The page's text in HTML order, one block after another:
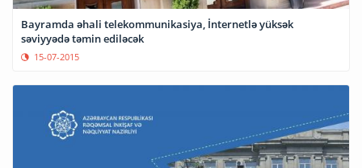
Bayramda əhali telekommunikasiya, İnternetlə yüksək
səviyyədə təmin ediləcək
15-07-2015